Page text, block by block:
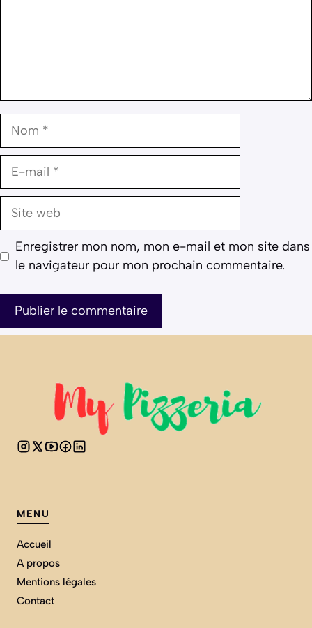
Nom
E-
Site
Enregistrer mon nom, mon e-mail et mon site dans
le navigateur pour mon prochain commentaire.
MENU
Accueil
A propos
Mentions légales
Contact